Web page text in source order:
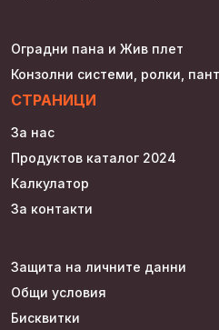
Оградни пана и Жив плет
Конзолни системи, ролки,
СТРАНИЦИ
За нас
Продуктов каталог 2024
Калкулатор
За контакти
Защита на личните данни
Общи условия
Бисквитки